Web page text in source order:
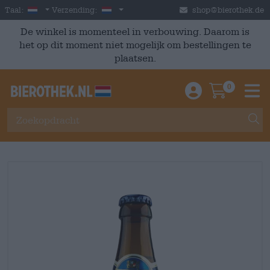
Skip to main content
Taal: Dutch
Verzending: Nederland shop@bierothek.de
De winkel is momenteel in verbouwing. Daarom is
het op dit moment niet mogelijk om bestellingen te
plaatsen.
Einloggen /
0